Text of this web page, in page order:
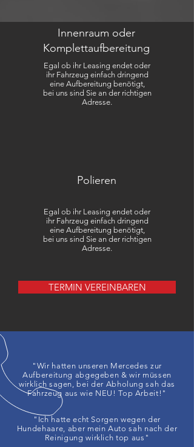
Innenraum oder
Komplettaufbereitung
Egal ob ihr Leasing endet oder
ihr Fahrzeug einfach dringend
eine Aufbereitung benötigt,
bei uns sind Sie an der richtigen
Adresse.
Polieren
Egal ob ihr Leasing endet oder
ihr Fahrzeug einfach dringend
eine Aufbereitung benötigt,
bei uns sind Sie an der richtigen
Adresse.
TERMIN VEREINBAREN
"Wir hatten unseren Mercedes zur
Aufbereitung abgegeben & wir müssen
wirklich sagen, bei der Abholung sah das
Fahrzeug aus wie NEU! Top Arbeit!"
"Ich hatte echt Sorgen wegen der
Hundehaare, aber mein Auto sah nach der
Reinigung wirklich top aus"